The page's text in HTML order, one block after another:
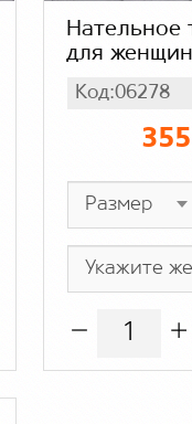
Нательное
для
длинным
надпись
цвет
80%
Код:06278